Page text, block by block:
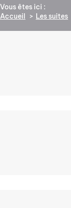
Vous êtes ici :
Accueil
Les suites